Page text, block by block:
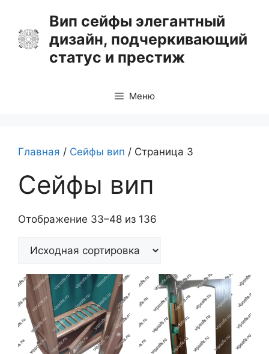
содержимому
Вип сейфы элегантный
дизайн, подчеркивающий
статус и престиж
Меню
Главная / Сейфы вип / Страница 3
Сейфы вип
Отображение 33–48 из 136